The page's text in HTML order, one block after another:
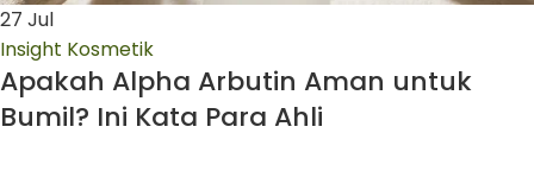
27 Jul
Insight Kosmetik
Apakah Alpha Arbutin Aman untuk
Bumil? Ini Kata Para Ahli